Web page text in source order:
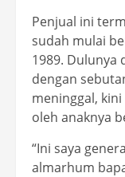
Penjual ini
sudah mulai
1989. Dulunya
dengan
meninggal,
oleh anaknya
“Ini saya
almarhum